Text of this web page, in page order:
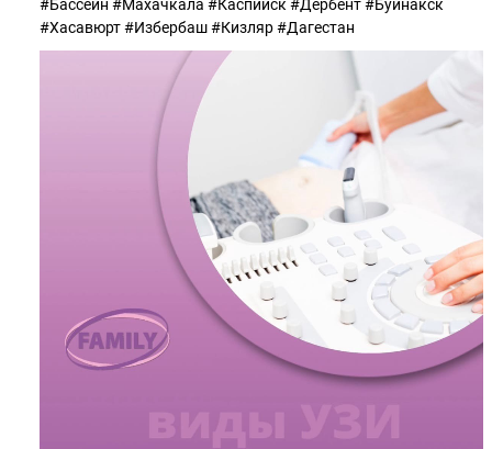
#Бассейн #Махачкала #Каспийск #Дербент #Буйнакск
#Хасавюрт #Избербаш #Кизляр #Дагестан